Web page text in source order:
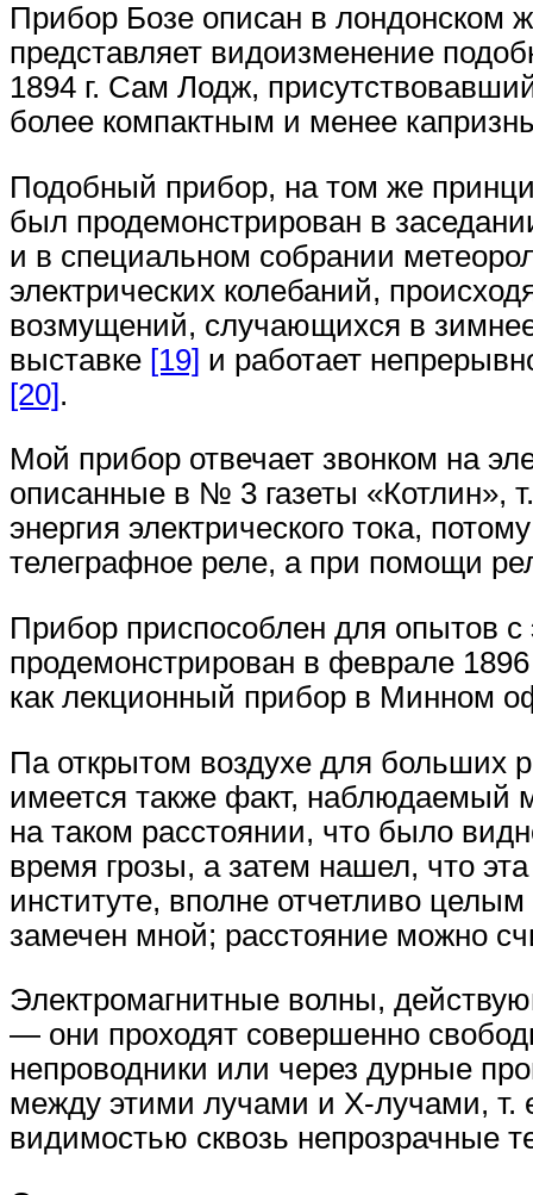
Прибор Бозе описан в лондонском
представляет видоизменение
1894 г. Сам Лодж,
более компактным и менее
Подобный прибор, на том же
был продемонстрирован в
и в специальном собрании
электрических колебаний,
возмущений, случающихся в
выставке [19] и работает
[20].
Мой прибор отвечает звонком на
описанные в № 3 газеты «Котлин»,
энергия электрического тока,
телеграфное реле, а при помощи
Прибор приспособлен для опытов
продемонстрирован в феврале
как лекционный прибор в Минном
Па открытом воздухе для больших
имеется также факт, наблюдаемый
на таком расстоянии, что было
время грозы, а затем нашел, что
институте, вполне отчетливо
замечен мной; расстояние можно
Электромагнитные волны,
— они проходят совершенно
непроводники или через дурные
между этими лучами и Х-лучами, т.
видимостью сквозь непрозрачные